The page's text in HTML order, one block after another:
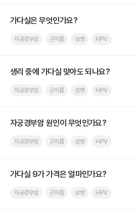
가다실은 무엇인가요?
자궁경부암 곤지름 성병 HPV
생리 중에 가다실 맞아도 되나요?
자궁경부암 곤지름 성병 HPV
자궁경부암 원인이 무엇인가요?
자궁경부암 곤지름 성병 HPV
가다실 9가 가격은 얼마인가요?
자궁경부암 곤지름 성병 HPV